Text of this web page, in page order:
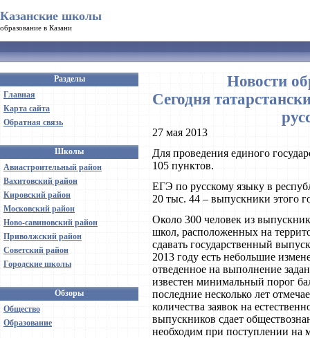
Казанские школы
образование в Казани
Разделы
Главная
Карта сайта
Обратная связь
Школы
Авиастроительный район
Вахитовский район
Кировский район
Московский район
Ново-савиновский район
Приволжский район
Советский район
Городские школы
Обзоры
Общество
Образование
Новости
Сегодня
27 мая 2013
Для проведения единого
105 пунктов.
ЕГЭ по русскому языку в
20 тыс. 44 – выпускники этого
Около 300 человек из
школ, расположенных на
сдавать государственный
2013 году есть небольшие
отведенное на выполнение
известен минимальный порог
последние несколько лет
количества заявок на
выпускников сдает
необходим при поступлении на